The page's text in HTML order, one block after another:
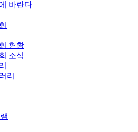
바란다
현황
소식
리